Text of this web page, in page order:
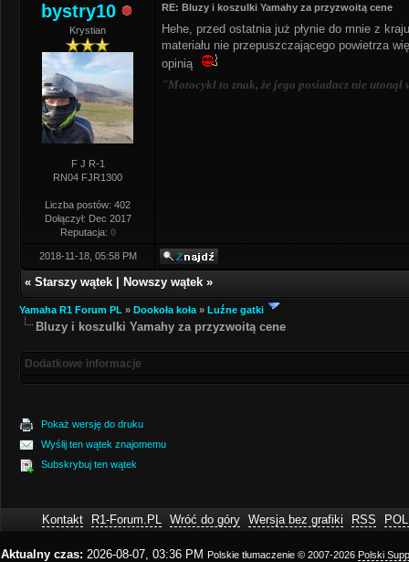
bystry10
Krystian
F J R-1
RN04 FJR1300
Liczba postów: 402
Dołączył: Dec 2017
Reputacja: 0
RE: Bluzy i koszulki Yamahy za przyzwoitą cene
Hehe, przed ostatnia już płynie do mnie z
materiału nie przepuszczającego powietrza
opinią
"Motocykl to znak, że jego posiadacz nie utonął
2018-11-18, 05:58 PM
« Starszy wątek Nowszy wątek »
Yamaha R1 Forum PL » Dookoła koła » Luźne gatki
Bluzy i koszulki Yamahy za przyzwoitą cene
Dodatkowe informacje
Pokaż wersję do druku
Wyślij ten wątek znajomemu
Subskrybuj ten wątek
Kontakt R1-Forum.PL Wróć do góry Wersja bez grafiki RSS
Aktualny czas: 2026-08-07, 03:36 PM Polskie tłumaczenie © 2007-2026 Polski